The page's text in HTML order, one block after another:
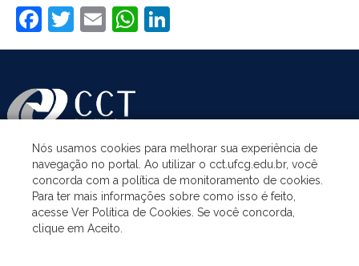
Facebook
Twitter
EmailWhatsApp
ASSUNTOS
ACESSO À INFORMAÇÃO
Nós usamos cookies para melhorar sua experiência de
navegação no portal. Ao utilizar o cct.ufcg.edu.br, você
concorda com a política de monitoramento de cookies.
Para ter mais informações sobre como isso é feito,
acesse Ver Política de Cookies. Se você concorda,
clique em Aceito.